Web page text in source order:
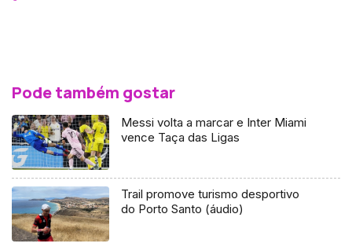
Pode também gostar
Messi volta a marcar e Inter Miami
vence Taça das Ligas
Trail promove turismo desportivo
do Porto Santo (áudio)